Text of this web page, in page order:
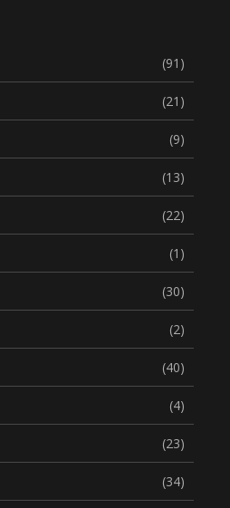
(91)
(21)
(9)
(13)
(22)
(1)
(30)
(2)
(40)
(4)
(23)
(34)